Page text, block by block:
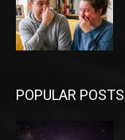
POPULAR POSTS